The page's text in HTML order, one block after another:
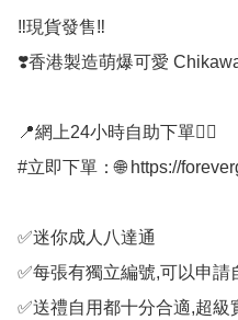
‼️現貨發售‼️
❣️香港製造萌爆可愛
📍網上24小時自助下單👍🏻
#立即下單：🌐 https://
✅迷你成人八達通
✅每張有獨立編號,可以申請
✅送禮自用都十分合適,超級